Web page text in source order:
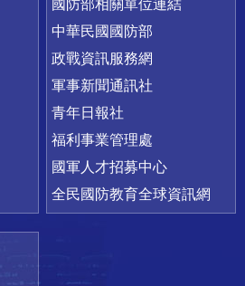
國防部相關單位連結
中華民國國防部
政戰資訊服務網
軍事新聞通訊社
青年日報社
福利事業管理處
國軍人才招募中心
全民國防教育全球資訊網